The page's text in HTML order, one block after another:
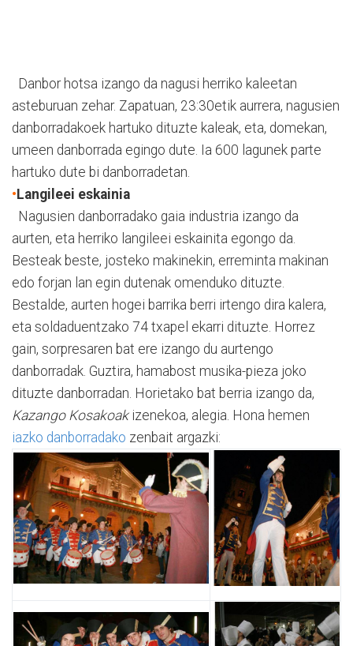
Danbor hotsa izango da nagusi herriko kaleetan
asteburuan zehar. Zapatuan, 23:30etik aurrera, nagusien
danborradakoek hartuko dituzte kaleak, eta, domekan,
umeen danborrada egingo dute. Ia 600 lagunek parte
hartuko dute bi danborradetan.
• Langileei eskainia
Nagusien danborradako gaia industria izango da
aurten, eta herriko langileei eskainita egongo da.
Besteak beste, josteko makinekin, erreminta makinan
edo forjan lan egin dutenak omenduko dituzte.
Bestalde, aurten hogei barrika berri irtengo dira kalera,
eta soldaduentzako 74 txapel ekarri dituzte. Horrez
gain, sorpresaren bat ere izango du aurtengo
danborradak. Guztira, hamabost musika-pieza joko
dituzte danborradan. Horietako bat berria izango da,
Kazango Kosakoakizenekoa, alegia. Hona hemen
iazko danborradako zenbait argazki: